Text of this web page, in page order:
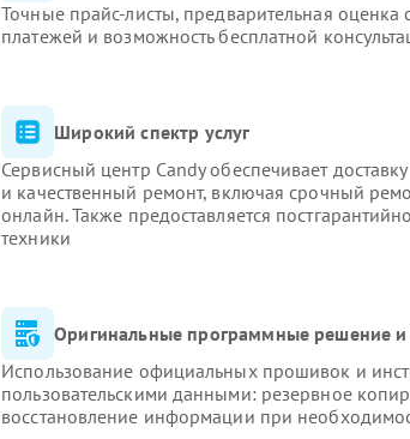
Точные прайс-листы, предварительная оценка
платежей и возможность бесплатной
Широкий спектр услуг
Сервисный центр Candy обеспечивает
и качественный ремонт, включая срочный
онлайн. Также предоставляется
техники
Оригинальные программные решение
Использование официальных прошивок и
пользовательскими данными: резервное
восстановление информации при